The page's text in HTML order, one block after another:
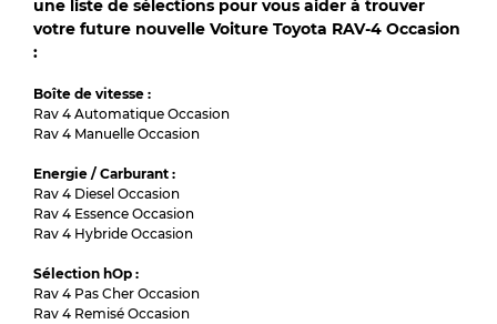
une liste de sélections pour vous aider à trouver
votre future nouvelle Voiture Toyota RAV-4 Occasion
:
Boîte de vitesse :
Rav 4 Automatique Occasion
Rav 4 Manuelle Occasion
Energie / Carburant :
Rav 4 Diesel Occasion
Rav 4 Essence Occasion
Rav 4 Hybride Occasion
Sélection hOp :
Rav 4 Pas Cher Occasion
Rav 4 Remisé Occasion